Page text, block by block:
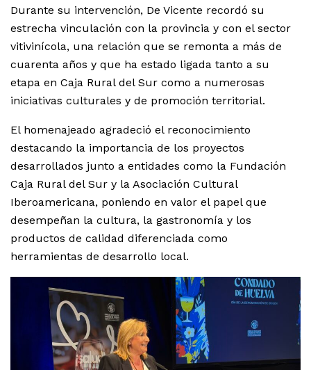
Durante su intervención, De Vicente recordó su
estrecha vinculación con la provincia y con el sector
vitivinícola, una relación que se remonta a más de
cuarenta años y que ha estado ligada tanto a su
etapa en Caja Rural del Sur como a numerosas
iniciativas culturales y de promoción territorial.
El homenajeado agradeció el reconocimiento
destacando la importancia de los proyectos
desarrollados junto a entidades como la Fundación
Caja Rural del Sur y la Asociación Cultural
Iberoamericana, poniendo en valor el papel que
desempeñan la cultura, la gastronomía y los
productos de calidad diferenciada como
herramientas de desarrollo local.